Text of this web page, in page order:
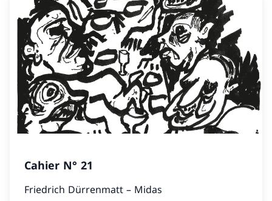
Cahier N° 21
Friedrich Dürrenmatt – Midas